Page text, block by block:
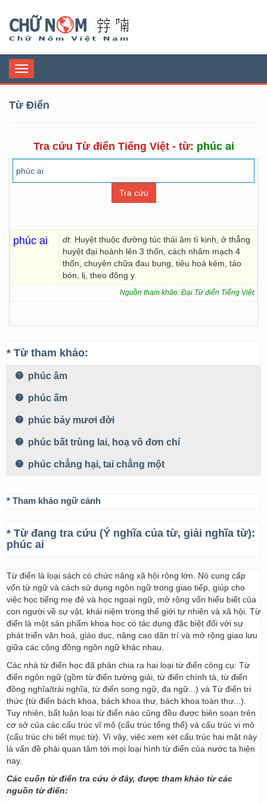
Toggle
navigation
Từ Điển
Tra cứu Từ điển Tiếng Việt - từ: phúc ai
phúc ai dt. Huyệt thuộc đường túc thái âm tì kinh, ở thẳng
huyệt đại hoành lên 3 thốn, cách nhâm mạch 4
thốn, chuyên chữa đau bụng, tiêu hoá kém, táo
bón, lị, theo đông y.
Nguồn tham khảo: Đại Từ điển Tiếng Việt
* Từ tham khảo:
phúc âm
phúc ấm
phúc bảy mươi đời
phúc bất trùng lai, hoạ vô đơn chí
phúc chẳng hại, tai chẳng một
* Tham khảo ngữ cảnh
* Từ đang tra cứu (Ý nghĩa của từ, giải nghĩa từ):
phúc ai
Từ điển là loại sách có chức năng xã hội rộng lớn. Nó cung cấp
vốn từ ngữ và cách sử dụng ngôn ngữ trong giao tiếp, giúp cho
việc học tiếng mẹ đẻ và học ngoại ngữ, mở rộng vốn hiểu biết của
con người về sự vật, khái niệm trong thế giới tự nhiên và xã hội. Từ
điển là một sản phẩm khoa học có tác dụng đặc biệt đối với sự
phát triển văn hoá, giáo dục, nâng cao dân trí và mở rộng giao lưu
giữa các cộng đồng ngôn ngữ khác nhau.
Các nhà từ điển học đã phân chia ra hai loại từ điển công cụ: Từ
điển ngôn ngữ (gồm từ điển tường giải, từ điển chính tả, từ điển
đồng nghĩa/trái nghĩa, từ điển song ngữ, đa ngữ...) và Từ điển tri
thức (từ điển bách khoa, bách khoa thư, bách khoa toàn thư...).
Tuy nhiên, bất luận loại từ điển nào cũng đều được biên soạn trên
cơ sở của các cấu trúc vĩ mô (cấu trúc tổng thể) và cấu trúc vi mô
(cấu trúc chi tiết mục từ). Vì vậy, việc xem xét cấu trúc hai mặt này
là vấn đề phải quan tâm tới mọi loại hình từ điển của nước ta hiện
nay.
Các cuốn từ điển tra cứu ở đây, được tham khảo từ các
nguồn từ điển: